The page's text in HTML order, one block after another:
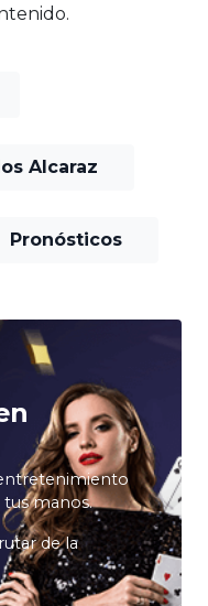
Alcaraz
Pronósticos
tus manos.
de la